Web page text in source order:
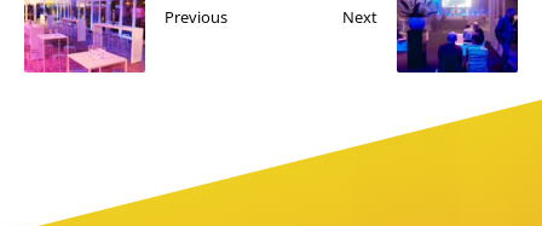
Previous Next